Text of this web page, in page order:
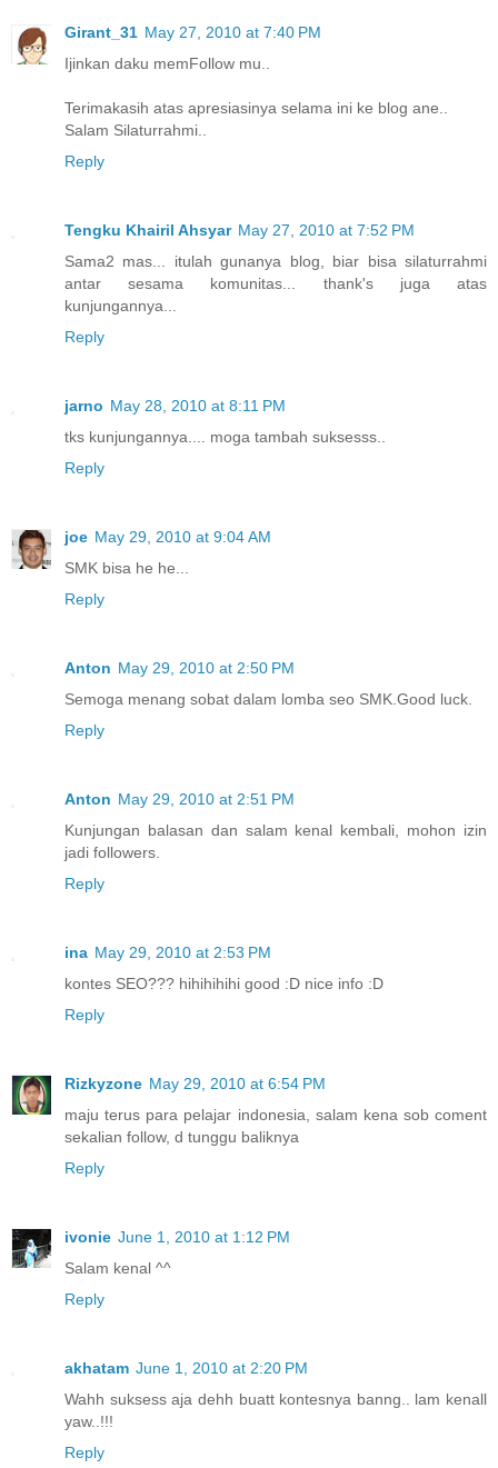
Girant_31 May 27, 2010 at 7:40 PM
Ijinkan daku memFollow mu..
Terimakasih atas apresiasinya selama ini ke blog ane..
Salam Silaturrahmi..
Reply
Tengku Khairil Ahsyar May 27, 2010 at 7:52 PM
Sama2 mas... itulah gunanya blog, biar bisa silaturrahmi
antar sesama komunitas... thank's juga atas
kunjungannya...
Reply
jarno May 28, 2010 at 8:11 PM
tks kunjungannya.... moga tambah suksesss..
Reply
joe May 29, 2010 at 9:04 AM
SMK bisa he he...
Reply
Anton May 29, 2010 at 2:50 PM
Semoga menang sobat dalam lomba seo SMK.Good luck.
Reply
Anton May 29, 2010 at 2:51 PM
Kunjungan balasan dan salam kenal kembali, mohon izin
jadi followers.
Reply
ina May 29, 2010 at 2:53 PM
kontes SEO??? hihihihihi good :D nice info :D
Reply
Rizkyzone May 29, 2010 at 6:54 PM
maju terus para pelajar indonesia, salam kena sob coment
sekalian follow, d tunggu baliknya
Reply
ivonie June 1, 2010 at 1:12 PM
Salam kenal ^^
Reply
akhatam June 1, 2010 at 2:20 PM
Wahh suksess aja dehh buatt kontesnya banng.. lam kenall
yaw..!!!
Reply